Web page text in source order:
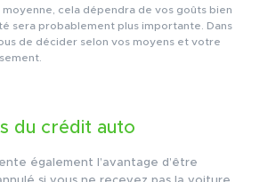
moyenne, cela dépendra de vos goûts bien
sera probablement plus importante. Dans
de décider selon vos moyens et votre
du crédit auto
également l’avantage d’être